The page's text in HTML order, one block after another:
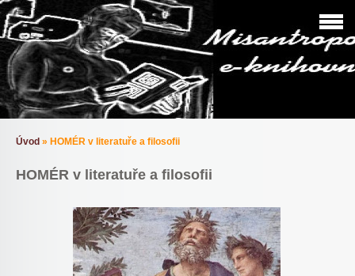
Úvod » HOMÉR v literatuře a filosofii
HOMÉR v literatuře a filosofii